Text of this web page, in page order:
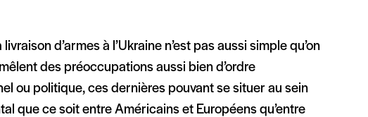
d’armes à l’Ukraine n’est pas aussi simple qu’on
des préoccupations aussi bien d’ordre
ou politique, ces dernières pouvant se situer au sein
que ce soit entre Américains et Européens qu’entre